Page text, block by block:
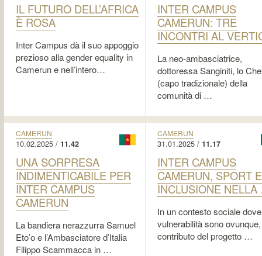
IL FUTURO DELL’AFRICA
È ROSA
Inter Campus dà il suo appoggio
prezioso alla gender equality in
Camerun e nell’intero…
INTER CAMPUS
CAMERUN: TRE
INCONTRI AL
La neo-ambasciatrice,
dottoressa Sanginiti, lo
(capo tradizionale) della
comunità di …
CAMERUN
10.02.2025 / 11.42
UNA SORPRESA
INDIMENTICABILE PER
INTER CAMPUS
CAMERUN
La bandiera nerazzurra Samuel
Eto’o e l’Ambasciatore d’Italia
Filippo Scammacca in …
CAMERUN
31.01.2025 / 11.17
INTER CAMPUS
CAMERUN, SPORT
INCLUSIONE
In un contesto sociale
vulnerabilità sono
contributo del progetto …